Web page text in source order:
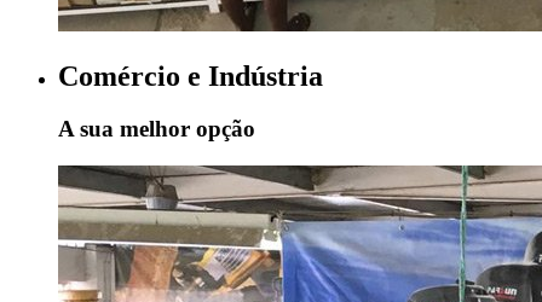
Comércio e Indústria
A sua melhor opção